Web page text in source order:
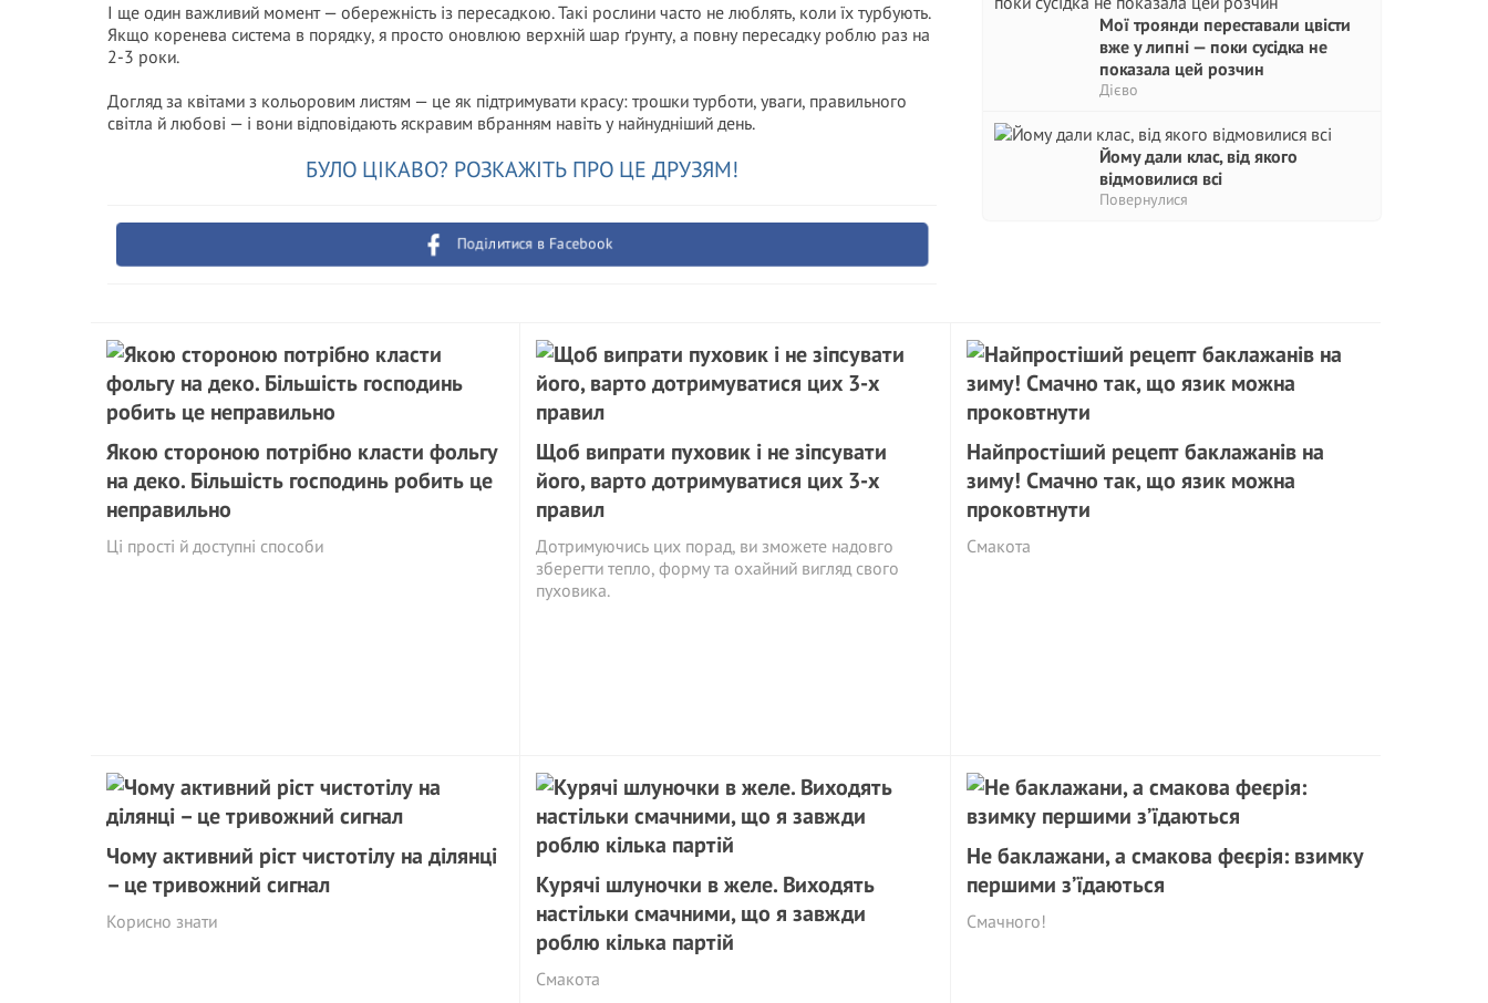
Мої троянди переставали цвісти
вже у липні — поки сусідка не
показала цей розчин
Дієво
Йому дали клас, від якого
відмовилися всі
Повернулися
І ще один важливий момент — обережність із пересадкою. Такі рослини часто не люблять, коли їх турбують.
Якщо коренева система в порядку, я просто оновлюю верхній шар ґрунту, а повну пересадку роблю раз на
2-3 роки.
Догляд за квітами з кольоровим листям — це як підтримувати красу: трошки турботи, уваги, правильного
світла й любові — і вони відповідають яскравим вбранням навіть у найнудніший день.
БУЛО ЦІКАВО? РОЗКАЖІТЬ ПРО ЦЕ ДРУЗЯМ!
Поділитися в Facebook
Якою стороною потрібно класти фольгу
на деко. Більшість господинь робить це
неправильно
Ці прості й доступні способи
Щоб випрати пуховик і не зіпсувати
його, варто дотримуватися цих 3-х
правил
Дотримуючись цих порад, ви зможете надовго
зберегти тепло, форму та охайний вигляд свого
пуховика.
Найпростіший рецепт баклажанів на
зиму! Смачно так, що язик можна
проковтнути
Смакота
Чому активний ріст чистотілу на ділянці
– це тривожний сигнaл
Корисно знати
Курячі шлуночки в желе. Виходять
настільки смачними, що я завжди
роблю кілька партій
Смакота
Не баклажани, а смакова феєрія: взимку
першими з’їдаються
Смачного!